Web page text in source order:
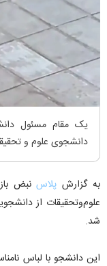
یک مقام مسئول
دانشجوی علوم و
به گزارش پلاسنبض
علوم‌وتحقیقات از
شد.
این دانشجو با لباس